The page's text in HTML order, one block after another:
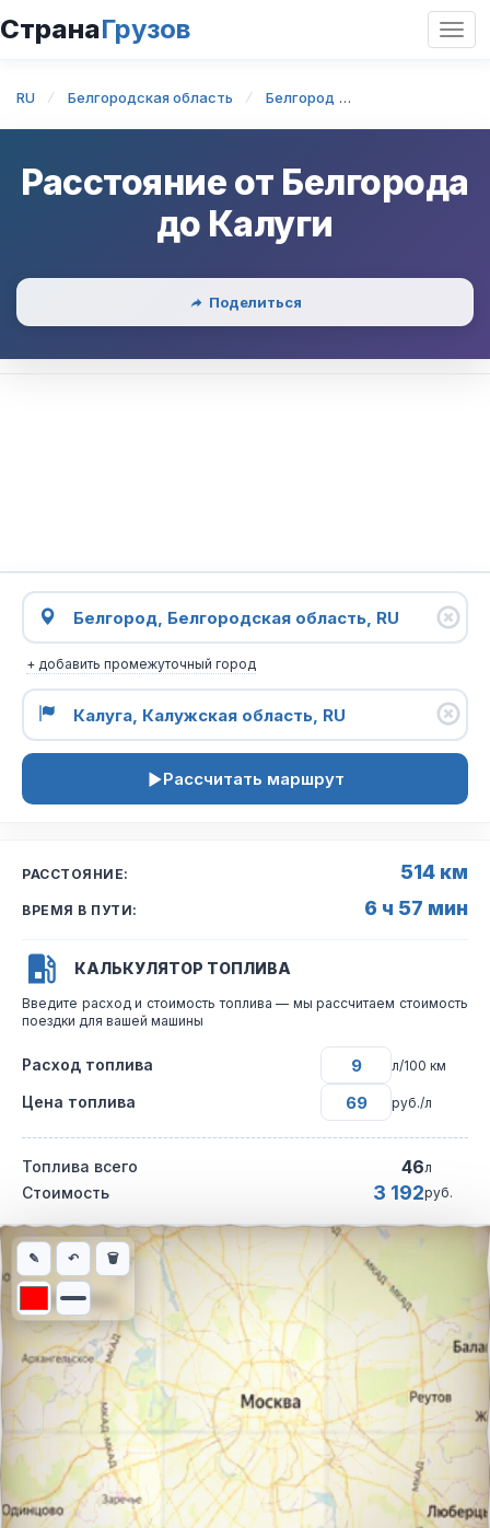
СтранаГрузов
RU Белгородская область Белгород
Расстояние от Белгорода
до Калуги
Поделиться
+ добавить промежуточный город
Рассчитать маршрут
РАССТОЯНИЕ: 514 км
ВРЕМЯ В ПУТИ: 6 ч 57 мин
КАЛЬКУЛЯТОР ТОПЛИВА
Введите расход и стоимость топлива — мы рассчитаем стоимость
поездки для вашей машины
Расход топлива л/100 км
Цена топлива руб./л
Топлива всего 46л
Стоимость 3 192руб.
Интерактивная карта автомобильного маршрута из города
✎ ↶ 🗑